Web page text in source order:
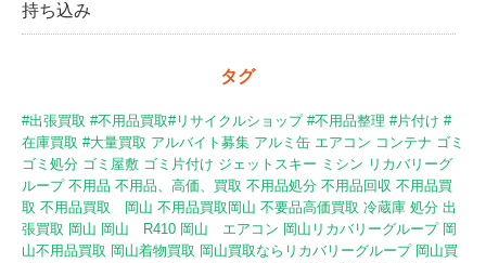
持ち込み
タグ
#出張買取 #不用品買取#リサイクルショップ #不用品整理 #片付け #
在庫買取 #大量買取 アルバイト募集 アルミ缶 エアコン コンテナ ゴミ
ゴミ処分 ゴミ屋敷 ゴミ片付け ジェットスキー ミシン リカバリーグ
ループ 不用品 不用品、高価、買取 不用品処分 不用品回収 不用品買
取 不用品買取 岡山 不用品買取岡山 不要品高価買取 冷蔵庫 処分 出
張買取 岡山 岡山 R410 岡山 エアコン 岡山リカバリーグループ 岡
山不用品買取 岡山着物買取 岡山買取ならリカバリーグループ 岡山買